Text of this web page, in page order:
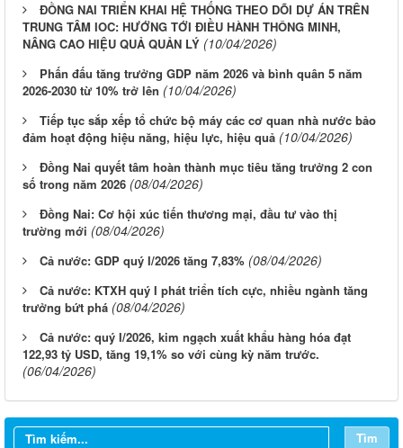
ĐỒNG NAI TRIỂN KHAI HỆ THỐNG THEO DÕI DỰ ÁN TRÊN
TRUNG TÂM IOC: HƯỚNG TỚI ĐIỀU HÀNH THÔNG MINH,
NÂNG CAO HIỆU QUẢ QUẢN LÝ (10/04/2026)
Phấn đấu tăng trưởng GDP năm 2026 và bình quân 5 năm
2026-2030 từ 10% trở lên (10/04/2026)
Tiếp tục sắp xếp tổ chức bộ máy các cơ quan nhà nước bảo
đảm hoạt động hiệu năng, hiệu lực, hiệu quả (10/04/2026)
Đồng Nai quyết tâm hoàn thành mục tiêu tăng trưởng 2 con
số trong năm 2026 (08/04/2026)
Đồng Nai: Cơ hội xúc tiến thương mại, đầu tư vào thị
trường mới (08/04/2026)
Cả nước: GDP quý I/2026 tăng 7,83% (08/04/2026)
Cả nước: KTXH quý I phát triển tích cực, nhiều ngành tăng
trưởng bứt phá (08/04/2026)
Cả nước: quý I/2026, kim ngạch xuất khẩu hàng hóa đạt
122,93 tỷ USD, tăng 19,1% so với cùng kỳ năm trước.
(06/04/2026)
Tìm